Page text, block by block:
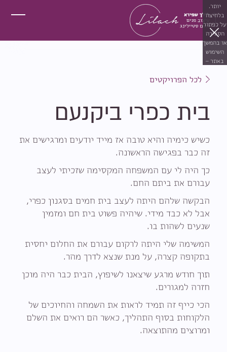
יותר.
בלחיצה
על כפתור
הסגירה
או בהמשך
השימוש
באתר –
מסכים/ה
לקרוא
לכל הפרויקטים
בית כפרי ביקנעם
כשיש כימיה והיא טובה אז מייד יודעים ומרגישים את
זה כבר בפגישה הראשונה.
כך היה לי עם המשפחה המקסימה שזכיתי לעצב
עבורם את ביתם החם.
הבקשה שלהם היתה לעצב בית חמים בסגנון כפרי,
אבל לא כבד מידי. שיהיה פשוט בית חם ומזמין
שנעים לשהות בו.
המשימה שלי היתה לרקום עבורם את החלום יחסית
בתקופה קצרה, על מנת שנצא לדרך מהר.
תוך חודש מרגע שיצאנו לשיפוץ, הבית כבר היה מוכן
חזרה למגורים.
הכי כייף זה תמיד לראות את השמחה והחיוכים של
הלקוחות בסוף התהליך, כאשר הם רואים את השלם
ומרוצים מהתוצאה.